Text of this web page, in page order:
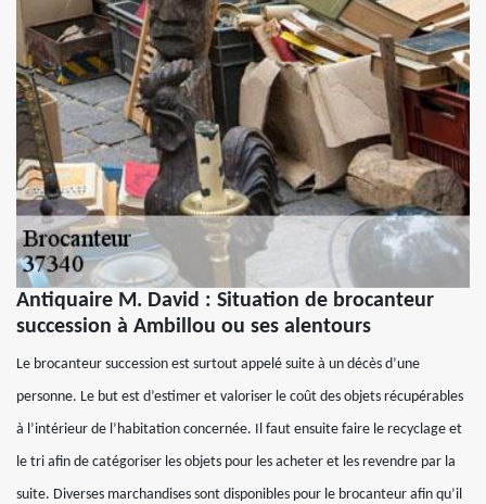
Antiquaire M. David : Situation de brocanteur
succession à Ambillou ou ses alentours
Le brocanteur succession est surtout appelé suite à un décès d’une
personne. Le but est d’estimer et valoriser le coût des objets récupérables
à l’intérieur de l’habitation concernée. Il faut ensuite faire le recyclage et
le tri afin de catégoriser les objets pour les acheter et les revendre par la
suite. Diverses marchandises sont disponibles pour le brocanteur afin qu’il